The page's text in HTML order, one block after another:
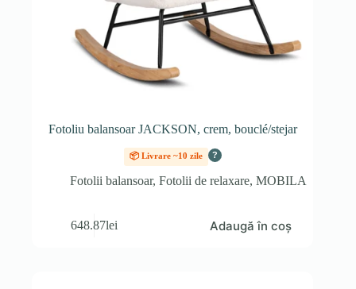
Fotoliu balansoar JACKSON, crem, bouclé/stejar
📦 Livrare ~10 zile ?
Fotolii balansoar,Fotolii de relaxare,MOBILA
648.87lei Adaugă în coș